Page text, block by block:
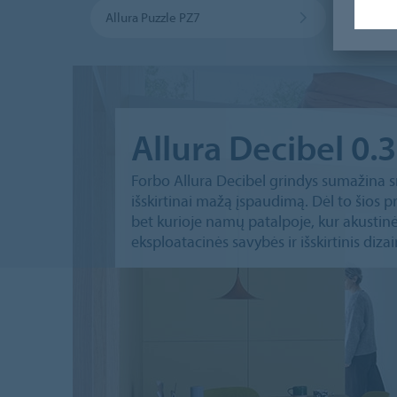
Allura Puzzle PZ7
Allura Decibel
Forbo Allura Decibel grindys sumažina
išskirtinai mažą įspaudimą. Dėl to šios
bet kurioje namų patalpoje, kur
eksploatacinės savybės ir išskirtinis